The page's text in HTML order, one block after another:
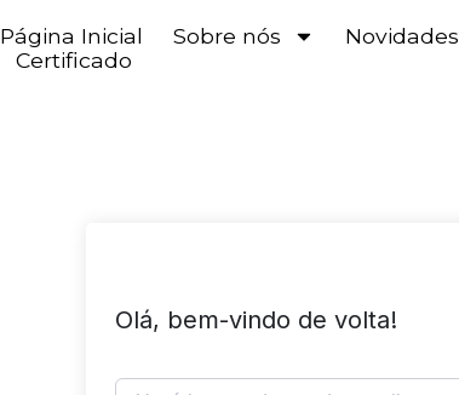
Página Inicial Sobre nós
Novidades
Certificado
Olá, bem-vindo de volta!